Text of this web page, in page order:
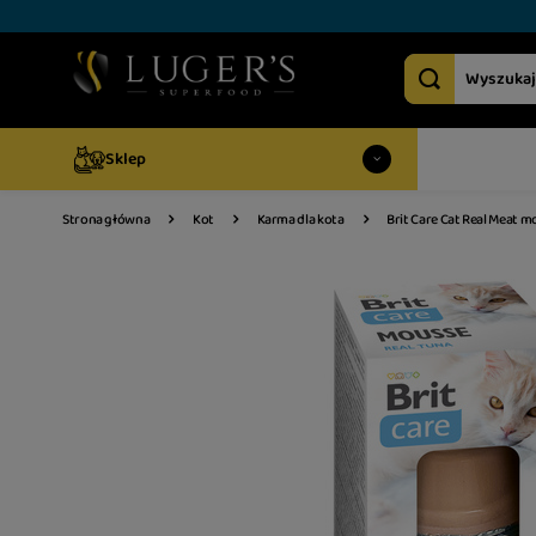
Sklep
Strona główna Kot Karma dla kota Brit Care Cat Real Meat